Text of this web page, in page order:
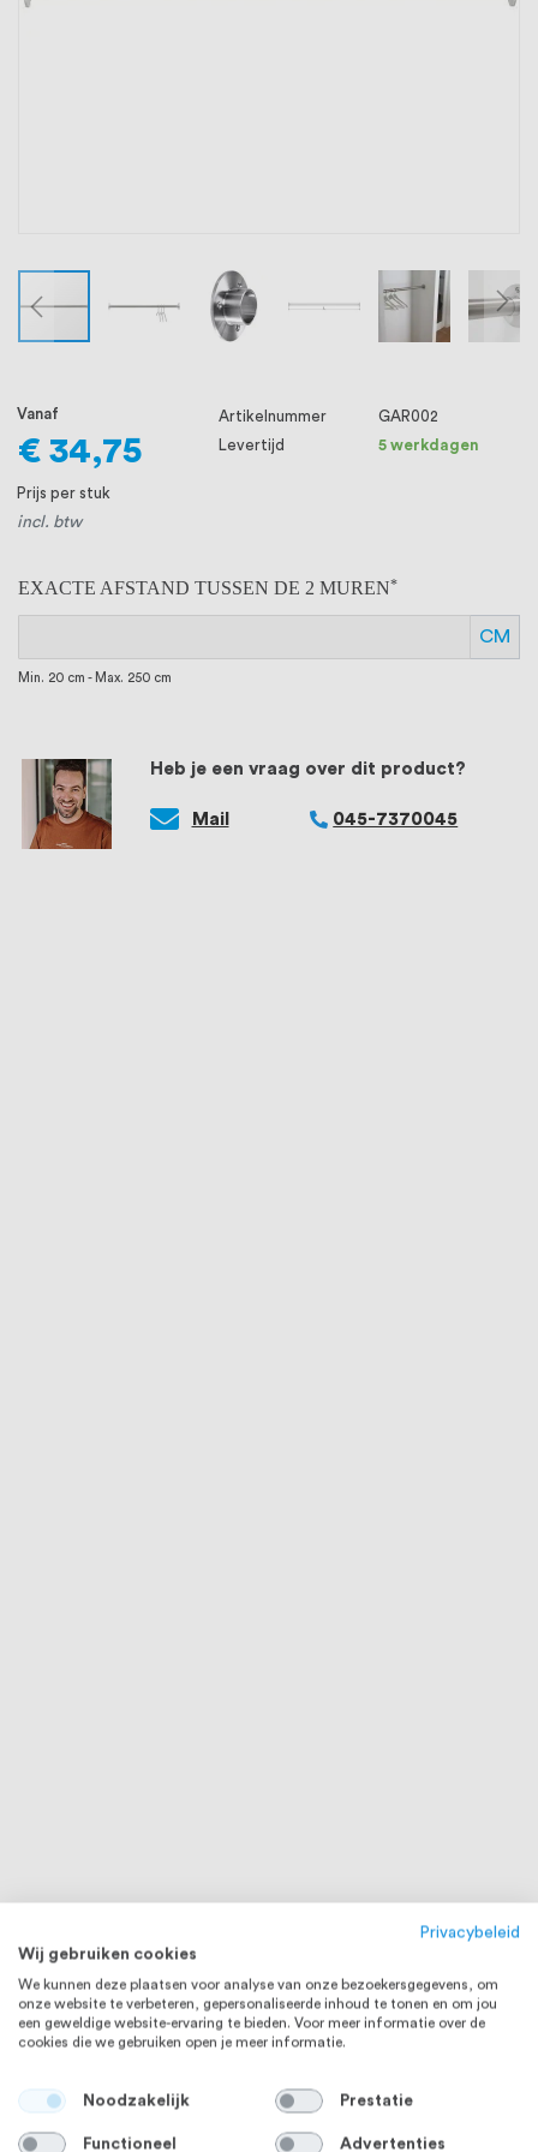
Heb je een vraag over dit product?
Mail 045-7370045
EXACTE AFSTAND TUSSEN DE 2 MUREN
CM
Min. 20 cm - Max. 250 cm
Vanaf
€ 34,75
Prijs per stuk
incl. btw
Artikelnummer
GAR002
Levertijd
5 werkdagen
Privacybeleid
Wij gebruiken cookies
We kunnen deze plaatsen voor analyse van onze bezoekersgegevens, om
onze website te verbeteren, gepersonaliseerde inhoud te tonen en om jou
een geweldige website-ervaring te bieden. Voor meer informatie over de
cookies die we gebruiken open je meer informatie.
Noodzakelijk Prestatie
Functioneel Advertenties